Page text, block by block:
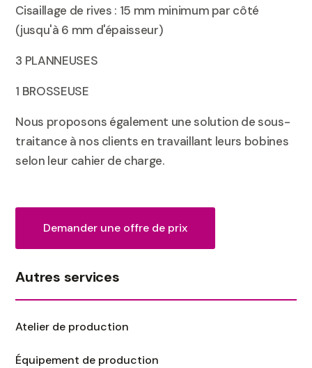
Cisaillage de rives : 15 mm minimum par côté
(jusqu'à 6 mm d'épaisseur)
3 PLANNEUSES
1 BROSSEUSE
Nous proposons également une solution de sous-
traitance à nos clients en travaillant leurs bobines
selon leur cahier de charge.
Demander une offre de prix
Autres services
Atelier de production
Équipement de production